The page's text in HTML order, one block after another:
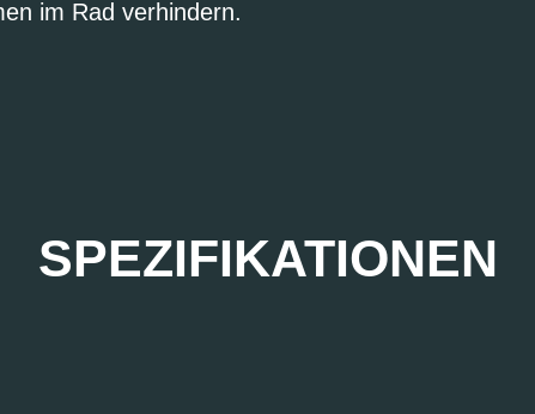
im Rad verhindern.
SPEZIFIKATIONEN